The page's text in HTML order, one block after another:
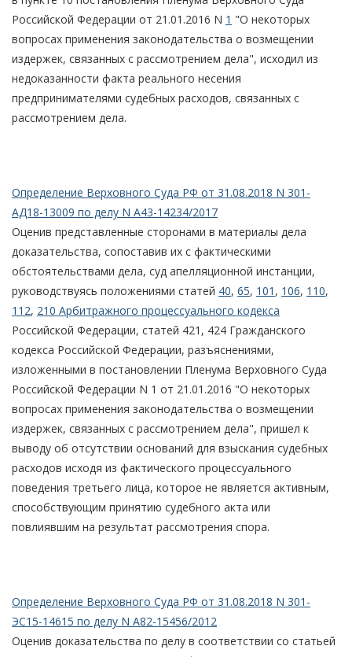
Российской Федерации от 21.01.2016 N 1 "О некоторых
вопросах применения законодательства о возмещении
издержек, связанных с рассмотрением дела", исходил из
недоказанности факта реального несения
предпринимателями судебных расходов, связанных с
рассмотрением дела.
Определение Верховного Суда РФ от 31.08.2018 N 301-
АД18-13009 по делу N А43-14234/2017
Оценив представленные сторонами в материалы дела
доказательства, сопоставив их с фактическими
обстоятельствами дела, суд апелляционной инстанции,
руководствуясь положениями статей 40, 65, 101 , 106, 110,
112, 210 Арбитражного процессуального кодекса
Российской Федерации, статей 421, 424 Гражданского
кодекса Российской Федерации, разъяснениями,
изложенными в постановлении Пленума Верховного Суда
Российской Федерации N 1 от 21.01.2016 "О некоторых
вопросах применения законодательства о возмещении
издержек, связанных с рассмотрением дела", пришел к
выводу об отсутствии оснований для взыскания судебных
расходов исходя из фактического процессуального
поведения третьего лица, которое не является активным,
способствующим принятию судебного акта или
повлиявшим на результат рассмотрения спора.
Определение Верховного Суда РФ от 31.08.2018 N 301-
ЭС15-14615 по делу N А82-15456/2012
Оценив доказательства по делу в соответствии со статьей